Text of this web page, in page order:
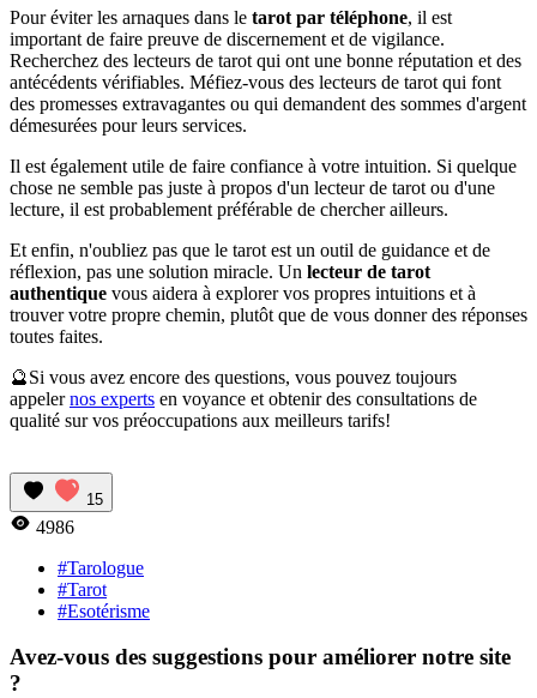
Pour éviter les arnaques dans le tarot par téléphone, il est
important de faire preuve de discernement et de vigilance.
Recherchez des lecteurs de tarot qui ont une bonne réputation et des
antécédents vérifiables. Méfiez-vous des lecteurs de tarot qui font
des promesses extravagantes ou qui demandent des sommes d'argent
démesurées pour leurs services.
Il est également utile de faire confiance à votre intuition. Si quelque
chose ne semble pas juste à propos d'un lecteur de tarot ou d'une
lecture, il est probablement préférable de chercher ailleurs.
Et enfin, n'oubliez pas que le tarot est un outil de guidance et de
réflexion, pas une solution miracle. Un lecteur de tarot
authentique vous aidera à explorer vos propres intuitions et à
trouver votre propre chemin, plutôt que de vous donner des réponses
toutes faites.
🔮Si vous avez encore des questions, vous pouvez toujours
appelernos experts en voyance et obtenir des consultations de
qualité sur vos préoccupations aux meilleurs tarifs!
15
4986
#Tarologue
#Tarot
#Esotérisme
Avez-vous des suggestions pour améliorer notre site
?